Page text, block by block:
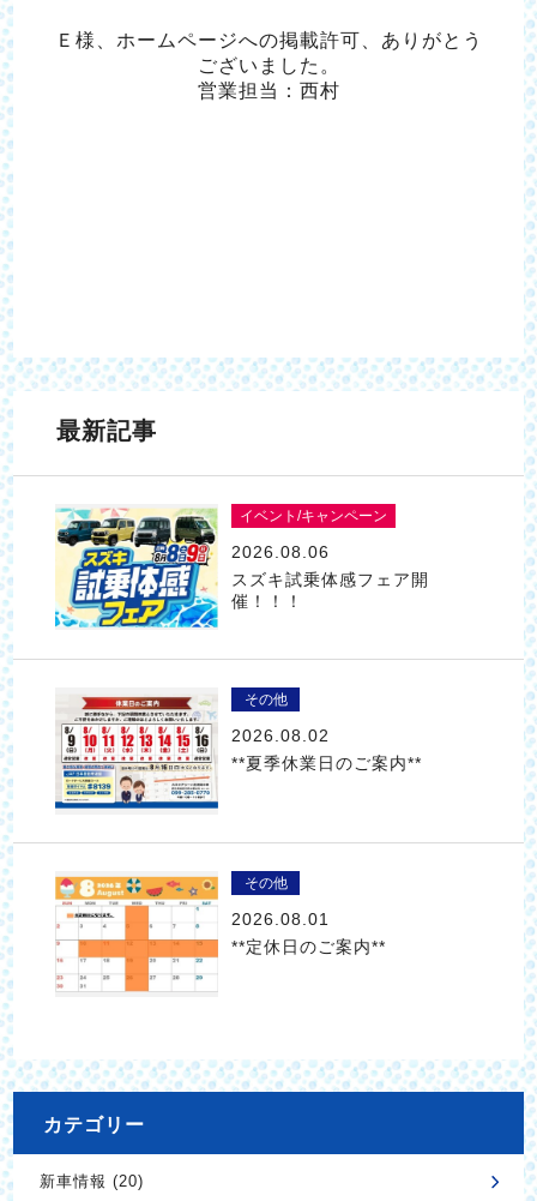
Ｅ様、ホームページへの掲載許可、ありがとう
ございました。
営業担当：西村
最新記事
イベント/キャンペーン
2026.08.06
スズキ試乗体感フェア開
催！！！
その他
2026.08.02
**夏季休業日のご案内**
その他
2026.08.01
**定休日のご案内**
カテゴリー
新車情報 (20)